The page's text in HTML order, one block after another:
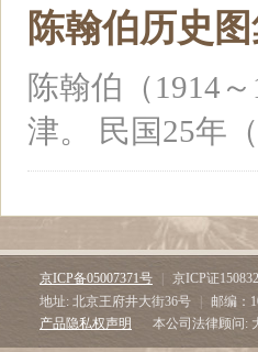
陈翰伯历史
陈翰伯（1914
津。 民国25年
京ICP备05007371号 京ICP证
地址: 北京王府井大街36号
邮编：
产品隐私权声明
本公司法律顾问: